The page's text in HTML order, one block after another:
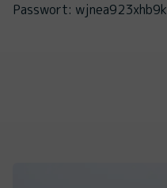
Passwort: wjnea923xhb9k